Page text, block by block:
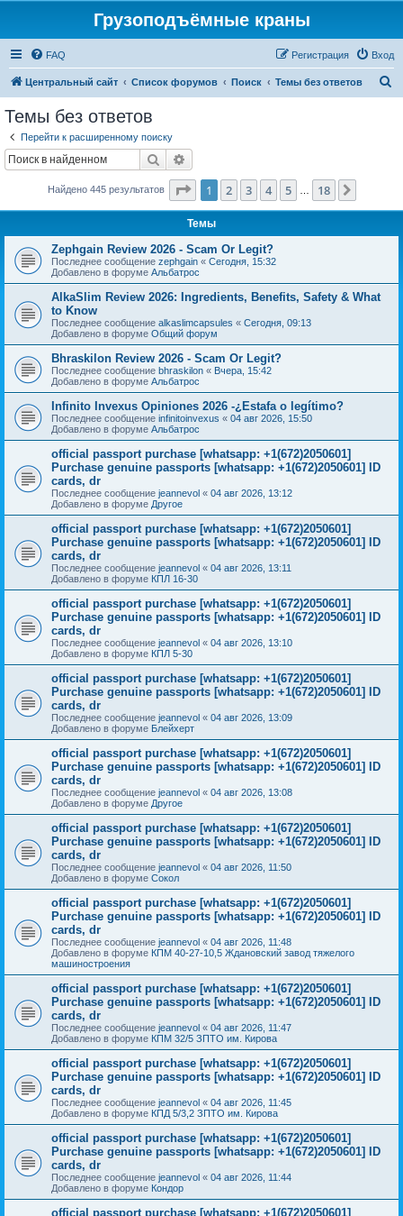
Грузоподъёмные краны
FAQ Вход
Регистрация
Центральный сайт Список форумов Поиск Темы без ответов
Темы без ответов
Перейти к расширенному поиску
Поиск
Найдено 445 результатов Страница из 18
1 2 3 4 5 18
Темы
Zephgain Review 2026 - Scam Or Legit?
Последнее сообщение zephgain « Сегодня, 15:32
Добавлено в форуме Альбатрос
AlkaSlim Review 2026: Ingredients, Benefits, Safety & What
to Know
Последнее сообщение alkaslimcapsules « Сегодня, 09:13
Добавлено в форуме Общий форум
Bhraskilon Review 2026 - Scam Or Legit?
Последнее сообщение bhraskilon « Вчера, 15:42
Добавлено в форуме Альбатрос
Infinito Invexus Opiniones 2026 -¿Estafa o legítimo?
Последнее сообщение infinitoinvexus « 04 авг 2026, 15:50
Добавлено в форуме Альбатрос
official passport purchase [whatsapp: +1(672)2050601]
Purchase genuine passports [whatsapp: +1(672)2050601] ID
cards, dr
Последнее сообщение jeannevol « 04 авг 2026, 13:12
Добавлено в форуме Другое
official passport purchase [whatsapp: +1(672)2050601]
Purchase genuine passports [whatsapp: +1(672)2050601] ID
cards, dr
Последнее сообщение jeannevol « 04 авг 2026, 13:11
Добавлено в форуме КПЛ 16-30
official passport purchase [whatsapp: +1(672)2050601]
Purchase genuine passports [whatsapp: +1(672)2050601] ID
cards, dr
Последнее сообщение jeannevol « 04 авг 2026, 13:10
Добавлено в форуме КПЛ 5-30
official passport purchase [whatsapp: +1(672)2050601]
Purchase genuine passports [whatsapp: +1(672)2050601] ID
cards, dr
Последнее сообщение jeannevol « 04 авг 2026, 13:09
Добавлено в форуме Блейхерт
official passport purchase [whatsapp: +1(672)2050601]
Purchase genuine passports [whatsapp: +1(672)2050601] ID
cards, dr
Последнее сообщение jeannevol « 04 авг 2026, 13:08
Добавлено в форуме Другое
official passport purchase [whatsapp: +1(672)2050601]
Purchase genuine passports [whatsapp: +1(672)2050601] ID
cards, dr
Последнее сообщение jeannevol « 04 авг 2026, 11:50
Добавлено в форуме Сокол
official passport purchase [whatsapp: +1(672)2050601]
Purchase genuine passports [whatsapp: +1(672)2050601] ID
cards, dr
Последнее сообщение jeannevol « 04 авг 2026, 11:48
Добавлено в форуме КПМ 40-27-10,5 Ждановский завод тяжелого
машиностроения
official passport purchase [whatsapp: +1(672)2050601]
Purchase genuine passports [whatsapp: +1(672)2050601] ID
cards, dr
Последнее сообщение jeannevol « 04 авг 2026, 11:47
Добавлено в форуме КПМ 32/5 ЗПТО им. Кирова
official passport purchase [whatsapp: +1(672)2050601]
Purchase genuine passports [whatsapp: +1(672)2050601] ID
cards, dr
Последнее сообщение jeannevol « 04 авг 2026, 11:45
Добавлено в форуме КПД 5/3,2 ЗПТО им. Кирова
official passport purchase [whatsapp: +1(672)2050601]
Purchase genuine passports [whatsapp: +1(672)2050601] ID
cards, dr
Последнее сообщение jeannevol « 04 авг 2026, 11:44
Добавлено в форуме Кондор
official passport purchase [whatsapp: +1(672)2050601]